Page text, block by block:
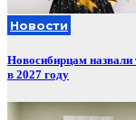
Новости
Новосибирцам назвали
в 2027 году